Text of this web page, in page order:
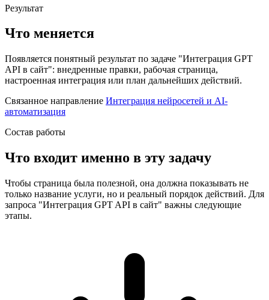
Результат
Что меняется
Появляется понятный результат по задаче "Интеграция GPT
API в сайт": внедренные правки, рабочая страница,
настроенная интеграция или план дальнейших действий.
Связанное направление Интеграция нейросетей и AI-
автоматизация
Состав работы
Что входит именно в эту задачу
Чтобы страница была полезной, она должна показывать не
только название услуги, но и реальный порядок действий. Для
запроса "Интеграция GPT API в сайт" важны следующие
этапы.